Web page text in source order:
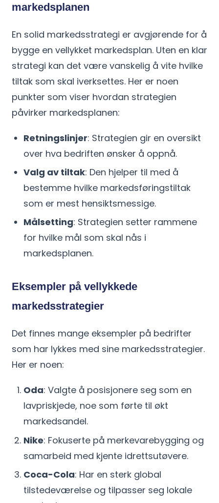
markedsplanen
En solid markedsstrategi er avgjørende for å
bygge en vellykket markedsplan. Uten en klar
strategi kan det være vanskelig å vite hvilke
tiltak som skal iverksettes. Her er noen
punkter som viser hvordan strategien
påvirker markedsplanen:
Retningslinjer: Strategien gir en oversikt
over hva bedriften ønsker å oppnå.
Valg av tiltak: Den hjelper til med å
bestemme hvilke markedsføringstiltak
som er mest hensiktsmessige.
Målsetting: Strategien setter rammene
for hvilke mål som skal nås i
markedsplanen.
Eksempler på vellykkede
markedsstrategier
Det finnes mange eksempler på bedrifter
som har lykkes med sine markedsstrategier.
Her er noen:
Oda: Valgte å posisjonere seg som en
lavpriskjede, noe som førte til økt
markedsandel.
Nike: Fokuserte på merkevarebygging og
samarbeid med kjente idrettsutøvere.
Coca-Cola: Har en sterk global
tilstedeværelse og tilpasser seg lokale